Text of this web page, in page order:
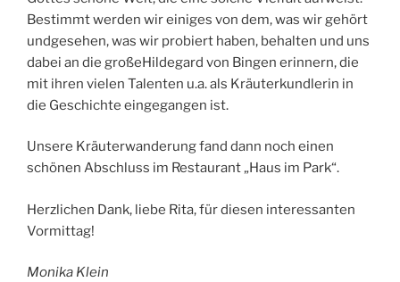
Bestimmt werden wir einiges von dem, was wir gehört
undgesehen, was wir probiert haben, behalten und uns
dabei an die großeHildegard von Bingen erinnern, die
mit ihren vielen Talenten u.a. als Kräuterkundlerin in
die Geschichte eingegangen ist.
Unsere Kräuterwanderung fand dann noch einen
schönen Abschluss im Restaurant „Haus im Park“.
Herzlichen Dank, liebe Rita, für diesen interessanten
Vormittag!
Monika Klein